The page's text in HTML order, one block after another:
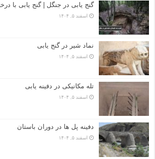
گنج یابی در جنگل | گنج یابی با
اسفند ۵, ۱۴۰۴
نماد شیر در گنج یابی
اسفند ۵, ۱۴۰۴
تله مکانیکی در دفینه یابی
اسفند ۵, ۱۴۰۴
دفینه پل ها در دوران باستان
اسفند ۵, ۱۴۰۴